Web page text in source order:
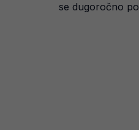
se dugoročno